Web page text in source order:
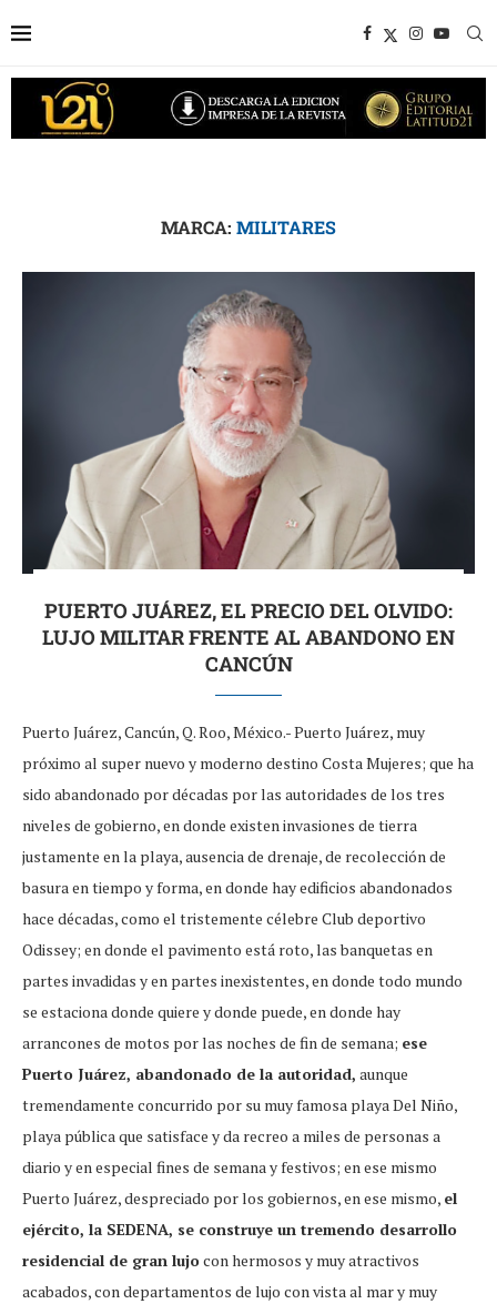
MARCA: MILITARES
PUERTO JUÁREZ, EL PRECIO DEL OLVIDO:
LUJO MILITAR FRENTE AL ABANDONO EN
CANCÚN
Puerto Juárez, Cancún, Q. Roo, México.- Puerto Juárez, muy
próximo al super nuevo y moderno destino Costa Mujeres; que ha
sido abandonado por décadas por las autoridades de los tres
niveles de gobierno, en donde existen invasiones de tierra
justamente en la playa, ausencia de drenaje, de recolección de
basura en tiempo y forma, en donde hay edificios abandonados
hace décadas, como el tristemente célebre Club deportivo
Odissey; en donde el pavimento está roto, las banquetas en
partes invadidas y en partes inexistentes, en donde todo mundo
se estaciona donde quiere y donde puede, en donde hay
arrancones de motos por las noches de fin de semana; ese
Puerto Juárez, abandonado de la autoridad, aunque
tremendamente concurrido por su muy famosa playa Del Niño,
playa pública que satisface y da recreo a miles de personas a
diario y en especial fines de semana y festivos; en ese mismo
Puerto Juárez, despreciado por los gobiernos, en ese mismo, el
ejército, la SEDENA, se construye un tremendo desarrollo
residencial de gran lujocon hermosos y muy atractivos
acabados, con departamentos de lujo con vista al mar y muy